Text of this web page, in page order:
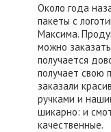
Около года
пакеты с
Максима.
можно
получается
получает свою
заказали
ручками и
шикарно: и
качественные.